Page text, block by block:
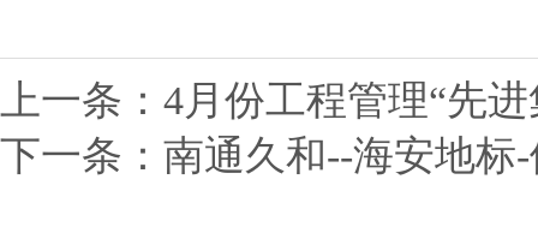
上一条： 4月份工程管理“先
下一条： 南通久和--海安地标